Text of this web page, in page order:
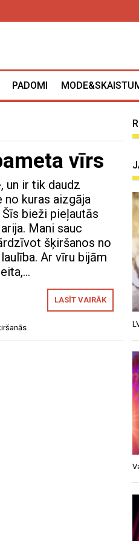
PADOMI
vīrs
un ir tik daudz
kuras aizgāja
bieži pieļautās
Mani sauc
šķiršanos no
Ar vīru bijām
LASĪT VAIRĀK